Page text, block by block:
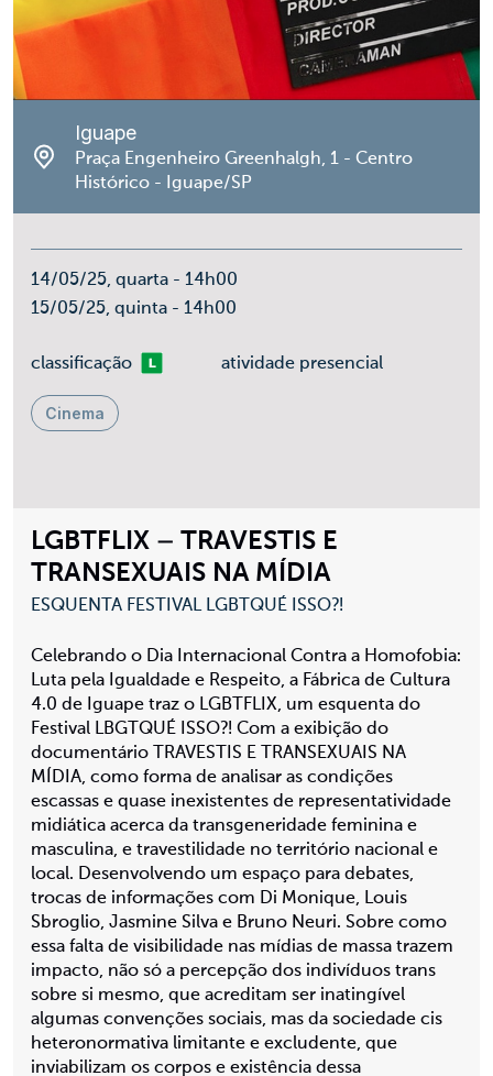
LGBTFLIX – TRAVESTIS E
TRANSEXUAIS NA MÍDIA
ESQUENTA FESTIVAL LGBTQUÉ ISSO?!
Celebrando o Dia Internacional Contra a Homofobia:
Luta pela Igualdade e Respeito, a Fábrica de Cultura
4.0 de Iguape traz o LGBTFLIX, um esquenta do
Festival LBGTQUÉ ISSO?! Com a exibição do
documentário TRAVESTIS E TRANSEXUAIS NA
MÍDIA, como forma de analisar as condições
escassas e quase inexistentes de representatividade
midiática acerca da transgeneridade feminina e
masculina, e travestilidade no território nacional e
local. Desenvolvendo um espaço para debates,
trocas de informações com Di Monique, Louis
Sbroglio, Jasmine Silva e Bruno Neuri. Sobre como
essa falta de visibilidade nas mídias de massa trazem
impacto, não só a percepção dos indivíduos trans
sobre si mesmo, que acreditam ser inatingível
algumas convenções sociais, mas da sociedade cis
heteronormativa limitante e excludente, que
inviabilizam os corpos e existência dessa
Iguape
Praça Engenheiro Greenhalgh, 1 - Centro
Histórico - Iguape/SP
14/05/25, quarta - 14h00
15/05/25, quinta - 14h00
classificaçãoLivre atividade presencial
Cinema